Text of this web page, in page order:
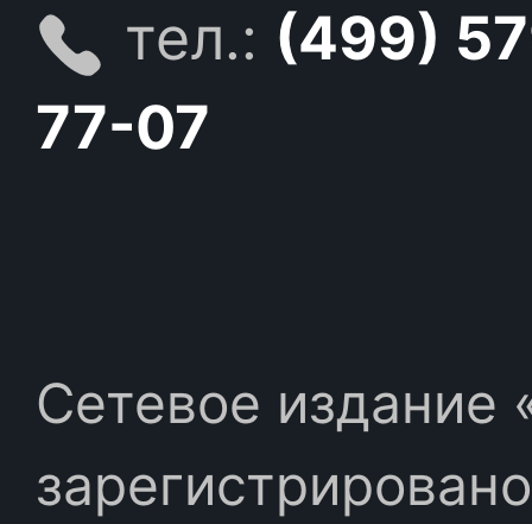
тел.: (499)
77-07
Сетевое издание